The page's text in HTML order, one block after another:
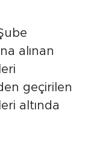
alınan
geçirilen
altında